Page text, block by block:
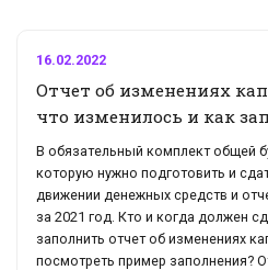
16.02.2022
Отчет об изменениях
что изменилось и как
В обязательный комплект общей
которую нужно подготовить и
движении денежных средств и
за 2021 год. Кто и когда должен
заполнить отчет об изменениях
посмотреть пример заполнения?